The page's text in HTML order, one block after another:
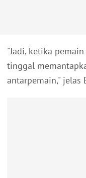
"Jadi, ketika
tinggal
antarpemain," jelas